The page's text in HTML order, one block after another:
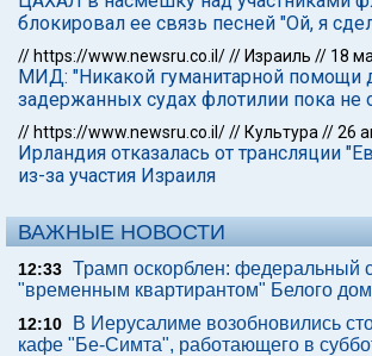
блокировал ее связь песней "Ой, я
// https://www.newsru.co.il/// Израиль // 18
МИД: "Никакой гуманитарной помощи
задержанных судах флотилии пока не
// https://www.newsru.co.il/// Культура //26
Ирландия отказалась от трансляции
из-за участия Израиля
ВАЖНЫЕ НОВОСТИ
12:33 Трамп оскорблен: федеральный
"временным квартирантом" Белого
12:10
В Иерусалиме возобновились
кафе "Бе-Симта", работающего в